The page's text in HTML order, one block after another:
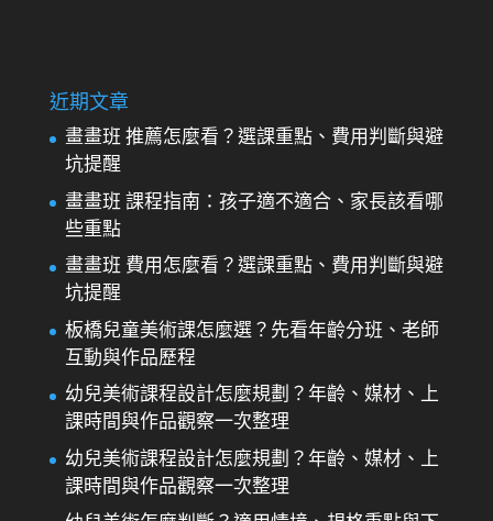
近期文章
畫畫班 推薦怎麼看？選課重點、費用判斷與避
坑提醒
畫畫班 課程指南：孩子適不適合、家長該看哪
些重點
畫畫班 費用怎麼看？選課重點、費用判斷與避
坑提醒
板橋兒童美術課怎麼選？先看年齡分班、老師
互動與作品歷程
幼兒美術課程設計怎麼規劃？年齡、媒材、上
課時間與作品觀察一次整理
幼兒美術課程設計怎麼規劃？年齡、媒材、上
課時間與作品觀察一次整理